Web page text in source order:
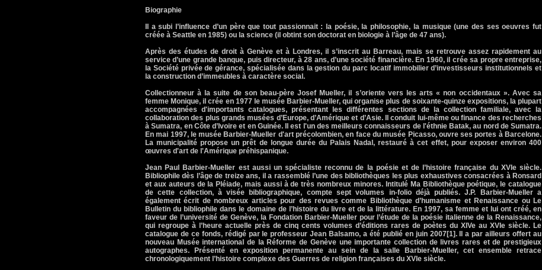
Biographie
Il a subi l’influence d’un père que tout passionnait : la poésie, la philosophie, la musique (une des ses oeuvres fut
créée à Seattle en 1985) ou la science (il obtint son doctorat en biologie à l’âge de 47 ans).
Après des études de droit à Genève et à Londres, il s’inscrit au Barreau, mais se retrouve assez rapidement au
service d’une grande banque, puis directeur, à 28 ans, d’une société financière. En 1960, il crée sa propre entreprise,
la Société privée de gérance, spécialisée dans la gestion du parc locatif immobilier d’investisseurs institutionnels et
la construction d’immeubles à caractère social.
Collectionneur à la suite de son beau-père Josef Mueller, il s’oriente vers les arts « non occidentaux ». Avec sa
femme Monique, il crée en 1977 le musée Barbier-Mueller, qui organise plus de soixante-quinze expositions, la plupart
accompagnées d'importants catalogues, présentant les différentes sections de la collection familiale, avec la
collaboration des plus grands musées d’Europe, d’Amérique et d’Asie. Il conduit lui-même ou finance des recherches
à Sumatra, en Côte d’Ivoire et en Guinée. Il est l'un des meilleurs connaisseurs de l'éthnie Batak, au nord de Sumatra.
En mai 1997, le musée Barbier-Mueller d'art précolombien, en face du musée Picasso, ouvre ses portes à Barcelone.
La municipalité propose un prêt de longue durée du Palais Nadal, restauré à cet effet, pour exposer environ 400
œuvres d'art de l'Amérique préhispanique.
Jean Paul Barbier-Mueller est aussi un spécialiste reconnu de la poésie et de l’histoire française du XVIe siècle.
Bibliophile dès l’âge de treize ans, il a rassemblé l’une des bibliothèques les plus exhaustives consacrées à Ronsard
et aux auteurs de la Pléiade, mais aussi à de très nombreux minores. Intitulé Ma Bibliothèque poétique, le catalogue
de cette collection, à visée bibliographique, compte sept volumes in-folio déjà publiés. J.P. Barbier-Mueller a
également écrit de nombreux articles pour des revues comme Bibliothèque d’humanisme et Renaissance ou Le
Bulletin du bibliophile dans le domaine de l’histoire du livre et de la littérature. En 1997, sa femme et lui ont créé, en
faveur de l’université de Genève, la Fondation Barbier-Mueller pour l’étude de la poésie italienne de la Renaissance,
qui regroupe à l’heure actuelle près de cinq cents volumes d’éditions rares de poètes du XIVe au XVIe siècle. Le
catalogue de ce fonds, rédigé par le professeur Jean Balsamo, a été publié en juin 2007[1]. Il a par ailleurs offert au
nouveau Musée international de la Réforme de Genève une importante collection de livres rares et de prestigieux
autographes. Présenté en exposition permanente au sein de la salle Barbier-Mueller, cet ensemble retrace
chronologiquement l’histoire complexe des Guerres de religion françaises du XVIe siècle.